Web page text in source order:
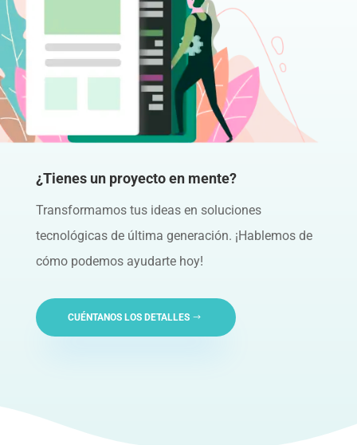
¿Tienes un proyecto en mente?
Transformamos tus ideas en soluciones
tecnológicas de última generación. ¡Hablemos de
cómo podemos ayudarte hoy!
CUÉNTANOS LOS DETALLES